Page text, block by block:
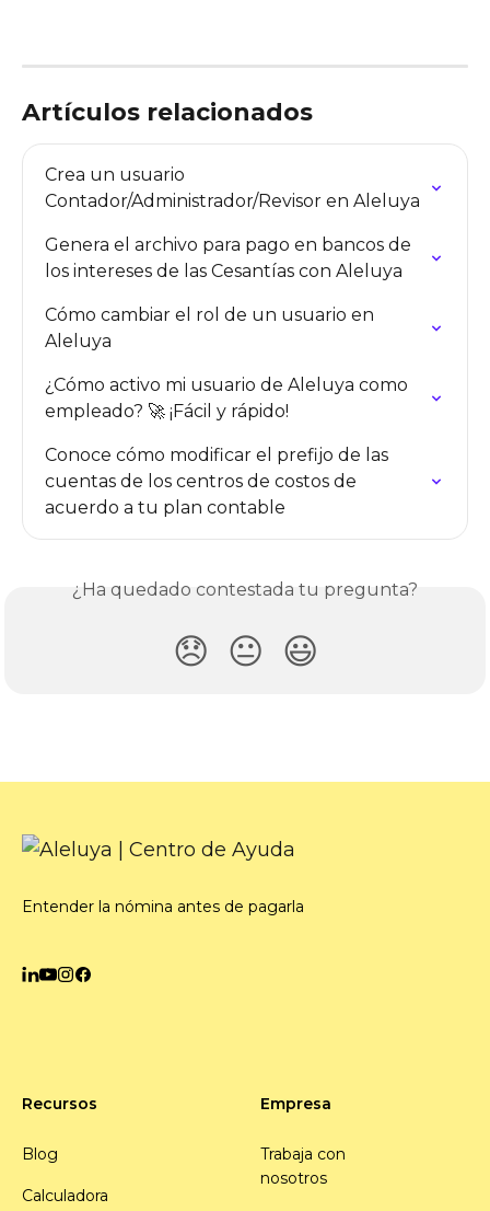
Artículos relacionados
Crea un usuario
Contador/Administrador/Revisor en Aleluya
Genera el archivo para pago en bancos de
los intereses de las Cesantías con Aleluya
Cómo cambiar el rol de un usuario en
Aleluya
¿Cómo activo mi usuario de Aleluya como
empleado? 🚀 ¡Fácil y rápido!
Conoce cómo modificar el prefijo de las
cuentas de los centros de costos de
acuerdo a tu plan contable
¿Ha quedado contestada tu pregunta?
😞 😐 😃
Entender la nómina antes de pagarla
Recursos
Blog
Calculadora
Empresa
Trabaja con
nosotros